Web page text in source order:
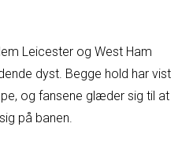
Leicester og West Ham
dyst. Begge hold har vist
og fansene glæder sig til at
på banen.